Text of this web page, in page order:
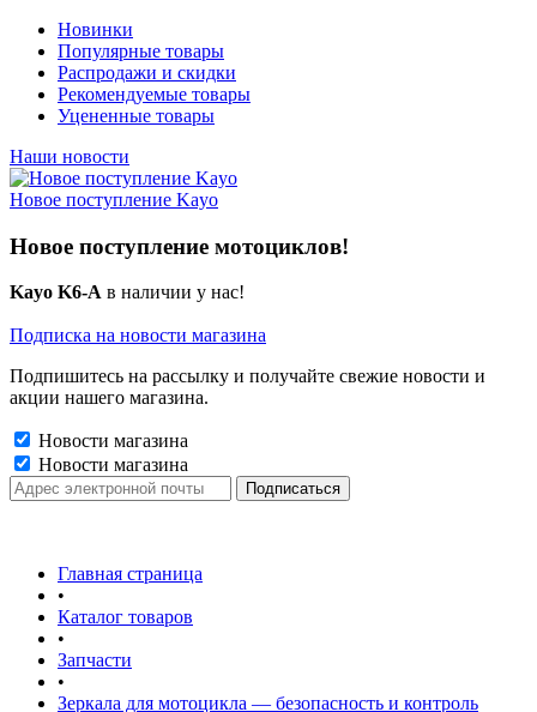
Новинки
Популярные товары
Распродажи и скидки
Рекомендуемые товары
Уцененные товары
Наши новости
Новое поступление Kayo
Новое поступление мотоциклов!
Kayo K6-A в наличии у нас!
Подписка на новости магазина
Подпишитесь на рассылку и получайте свежие новости и
акции нашего магазина.
Новости магазина
Новости магазина
Главная страница
•
Каталог товаров
•
Запчасти
•
Зеркала для мотоцикла — безопасность и контроль